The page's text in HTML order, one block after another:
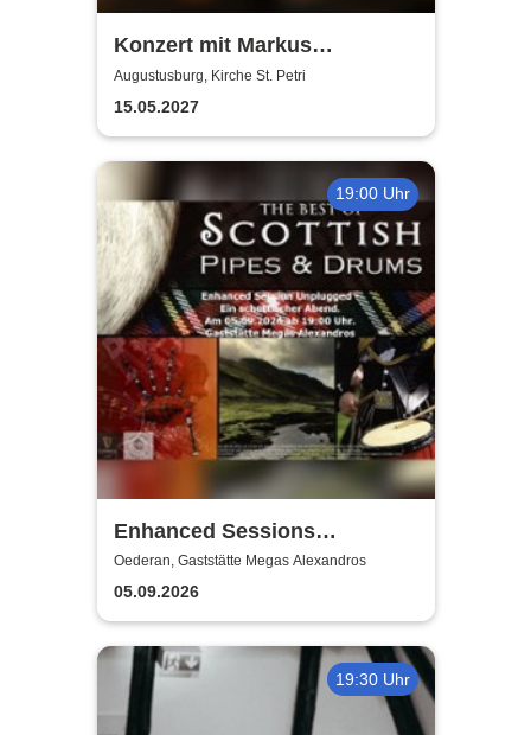
Konzert mit Markus
Kaufmann - Till Eulenspiegels
Streiche
Augustusburg, Kirche St. Petri
15.05.2027
19:00 Uhr
Enhanced Sessions
Unplugged
Oederan, Gaststätte Megas Alexandros
05.09.2026
19:30 Uhr